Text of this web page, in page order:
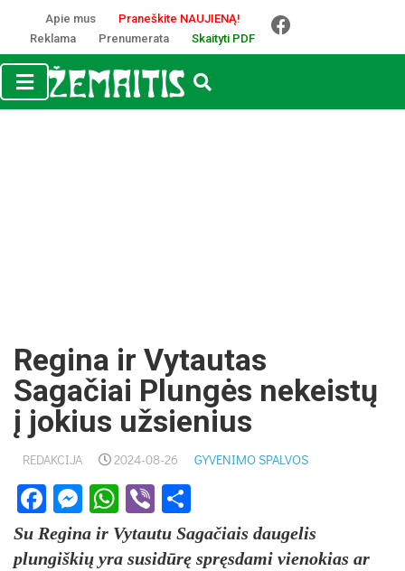
Apie mus
Praneškite NAUJIENĄ!
Reklama
Prenumerata Skaityti PDF
Regina ir Vytautas
Sagačiai Plungės nekeistų
į jokius užsienius
REDAKCIJA 2024-08-26 GYVENIMO SPALVOS
Facebook
Messenger
WhatsApp
Viber
Su Regina ir Vytautu Sagačiais daugelis
plungiškių yra susidūrę spręsdami vienokias ar